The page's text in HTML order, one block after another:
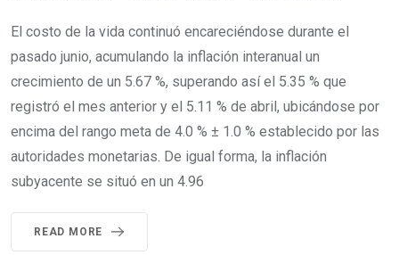
El costo de la vida continuó encareciéndose durante el
pasado junio, acumulando la inflación interanual un
crecimiento de un 5.67 %, superando así el 5.35 % que
registró el mes anterior y el 5.11 % de abril, ubicándose por
encima del rango meta de 4.0 % ± 1.0 % establecido por las
autoridades monetarias. De igual forma, la inflación
subyacente se situó en un 4.96
READ MORE